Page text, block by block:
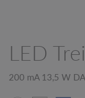
LED
200 mA 13,5 W